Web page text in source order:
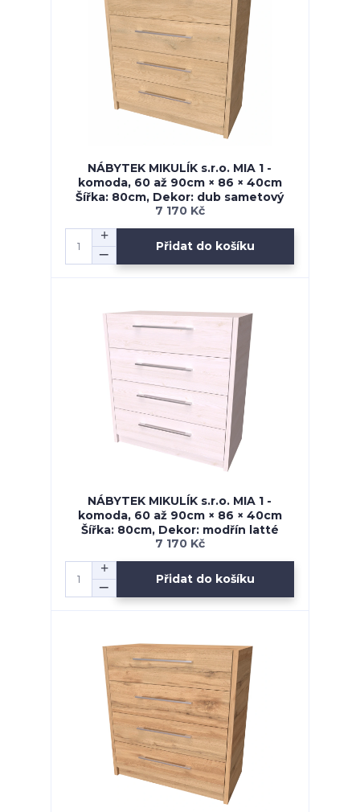
NÁBYTEK MIKULÍK s.r.o. MIA 1 -
komoda, 60 až 90cm × 86 × 40cm
Šířka: 80cm, Dekor: dub sametový
7 170 Kč
Přidat do košíku
NÁBYTEK MIKULÍK s.r.o. MIA 1 -
komoda, 60 až 90cm × 86 × 40cm
Šířka: 80cm, Dekor: modřín latté
7 170 Kč
Přidat do košíku